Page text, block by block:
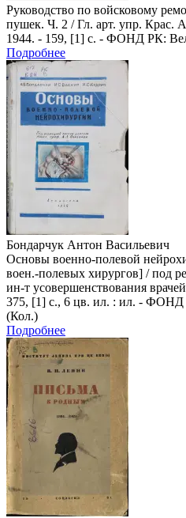
Руководство по войсковому
пушек. Ч. 2 / Гл. арт. упр. Крас.
1944. - 159, [1] с. - ФОНД РК:
Подробнее
Бондарчук Антон Васильевич
Основы военно-полевой
воен.-полевых хирургов] / под
ин-т усовершенствования
375, [1] с., 6 цв. ил. : ил. - ФОНД
(Кол.)
Подробнее